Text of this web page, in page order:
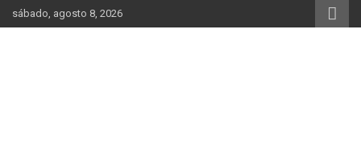
Saltar
al
sábado, agosto 8, 2026